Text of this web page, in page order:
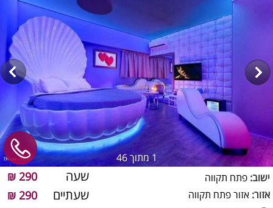
1מתוך 46
שעה 290 ₪
שעתיים 290 ₪
ישוב: פתח תקווה
אזור: אזור פתח תקווה